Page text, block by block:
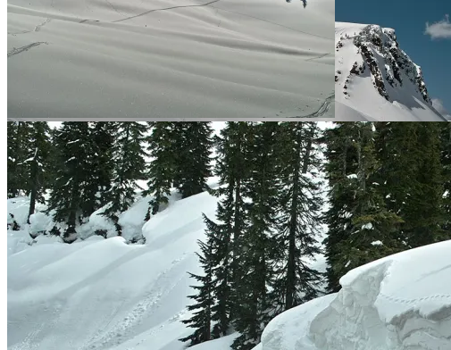
Mt Ann – Gipfelaufbau
Unser Spuren im riesigen Spielplatz …